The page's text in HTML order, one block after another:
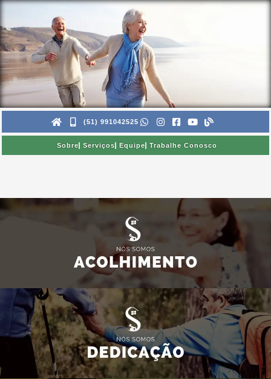
Ir
o
conteúdo
(51) 991042525
Sobre Serviços Equipe Trabalhe Conosco